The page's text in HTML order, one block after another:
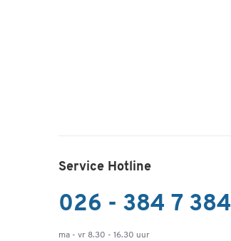
Service Hotline
026 - 384 7 384
ma - vr 8.30 - 16.30 uur